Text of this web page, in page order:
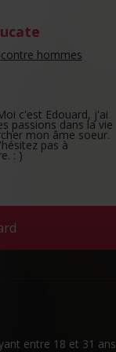
hommes
c'est Edouard, j'ai
passions dans la vie
mon âme soeur.
pas à
: )
entre 18 et 31 ans